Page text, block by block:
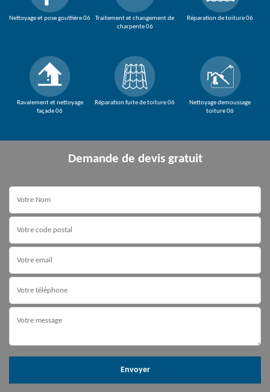
Nettoyage et pose gouttière 06
Ravalement et nettoyage
façade 06
Traitement et changement de
charpente 06
Réparation fuite de toiture 06
Réparation de toiture 06
Nettoyage demoussage
toiture 06
Demande de devis gratuit